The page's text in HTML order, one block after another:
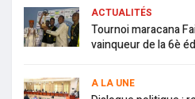
ACTUALITÉS
Tournoi maracana
vainqueur de la 6è
A LA UNE